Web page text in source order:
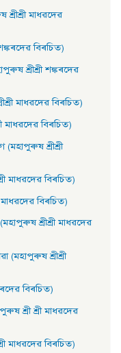
মাধৱদেৱ
বিৰচিত)
শ্ৰীশ্ৰী শঙ্কৰদেৱ
মাধৱদেৱ বিৰচিত)
মাধৱদেৱ বিৰচিত)
(মহাপুৰুষ শ্ৰীশ্ৰী
মাধৱদেৱ বিৰচিত)
মাধৱদেৱ বিৰচিত)
শ্ৰীশ্ৰী মাধৱদেৱ
(মহাপুৰুষ শ্ৰীশ্ৰী
বিৰচিত)
শ্ৰী শ্ৰী মাধৱদেৱ
মাধৱদেৱ বিৰচিত)